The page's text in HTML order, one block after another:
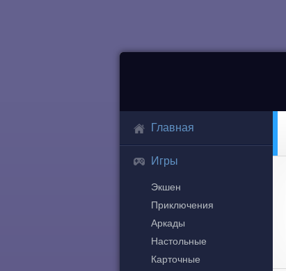
Главная
Игры
Экшен
Приключения
Аркады
Настольные
Карточные